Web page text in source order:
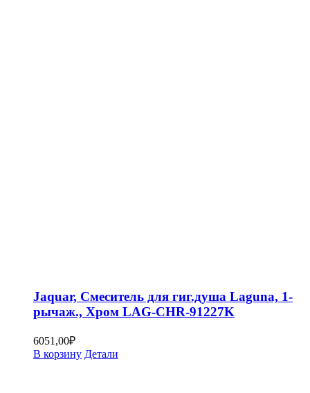
Jaquar, Смеситель для гиг.душа Laguna, 1-
рычаж., Хром LAG-CHR-91227K
6051,00₽
В корзину Детали